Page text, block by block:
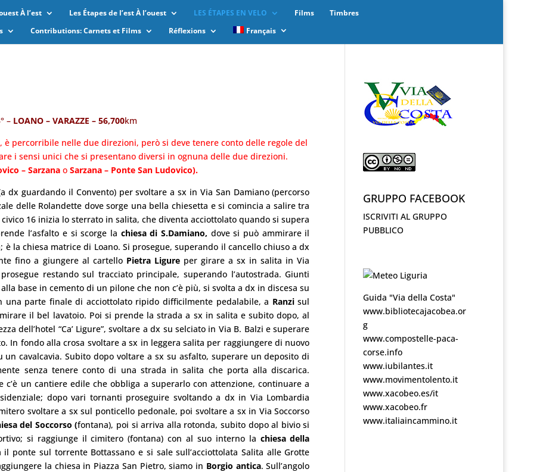
À l’est Les Étapes de l’est À l’ouest LES ÉTAPES EN VELO Films
Timbres
Contributions: Carnets et Films Réflexions Français
– LOANO – VARAZZE – 56,700km
percorribile nelle due direzioni, però si deve tenere conto delle regole del
i sensi unici che si presentano diversi in ognuna delle due direzioni.
– SarzanaoSarzana – Ponte San Ludovico).
dx guardando il Convento) per svoltare a sx in Via San Damiano (percorso
delle Rolandette dove sorge una bella chiesetta e si comincia a salire tra
16 inizia lo sterrato in salita, che diventa acciottolato quando si supera
l’asfalto e si scorge la chiesa di S.Damiano, dove si può ammirare il
è la chiesa matrice di Loano. Si prosegue, superando il cancello chiuso a dx
fino a giungere al cartello Pietra Ligureper girare a sx in salita in Via
restando sul tracciato principale, superando l’autostrada. Giunti
base in cemento di un pilone che non c’è più, si svolta a dx in discesa su
una parte finale di acciottolato ripido difficilmente pedalabile, a Ranzisul
il bel lavatoio. Poi si prende la strada a sx in salita e subito dopo, al
dell’hotel “Ca’ Ligure”, svoltare a dx su selciato in Via B. Balzi e superare
In fondo alla crosa svoltare a sx in leggera salita per raggiungere di nuovo
un cavalcavia. Subito dopo voltare a sx su asfalto, superare un deposito di
senza tenere conto di una strada in salita che porta alla discarica.
un cantiere edile che obbliga a superarlo con attenzione, continuare a
dopo vari tornanti proseguire svoltando a dx in Via Lombardia
svoltare a sx sul ponticello pedonale, poi svoltare a sx in Via Soccorso
del Soccorso (fontana), poi si arriva alla rotonda, subito dopo al bivio si
si raggiunge il cimitero (fontana) con al suo interno la chiesa della
il ponte sul torrente Bottassano e si sale sull’acciottolata Salita alle Grotte
la chiesa in Piazza San Pietro, siamo in Borgio antica. Sull’angolo
GRUPPO FACEBOOK
ISCRIVITI AL GRUPPO
PUBBLICO
Guida "Via della Costa"
www.bibliotecajacobea.or
g
www.compostelle-paca-
corse.info
www.iubilantes.it
www.movimentolento.it
www.xacobeo.es/it
www.xacobeo.fr
www.italiaincammino.it